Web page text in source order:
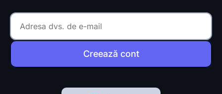
Creează cont